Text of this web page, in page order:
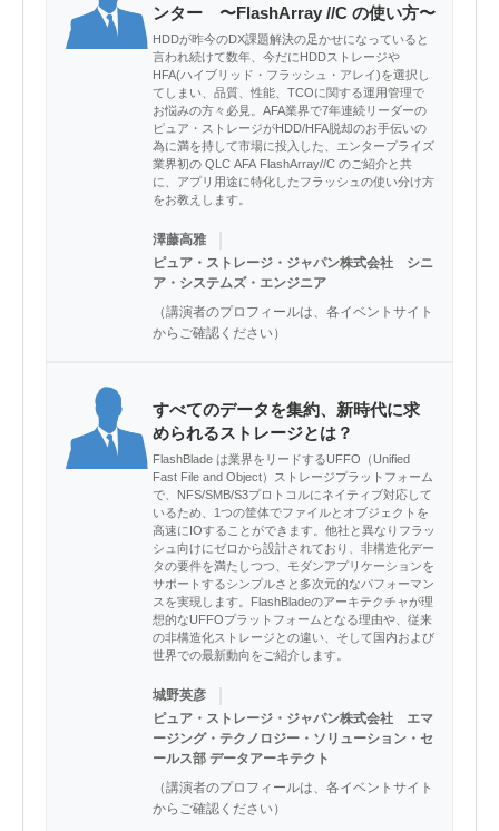
ンター 〜FlashArray //C の使い方〜
HDDが昨今のDX課題解決の足かせになっていると
言われ続けて数年、今だにHDDストレージや
HFA(ハイブリッド・フラッシュ・アレイ)を選択し
てしまい、品質、性能、TCOに関する運用管理で
お悩みの方々必見。AFA業界で7年連続リーダーの
ピュア・ストレージがHDD/HFA脱却のお手伝いの
為に満を持して市場に投入した、エンタープライズ
業界初の QLC AFA FlashArray//C のご紹介と共
に、アプリ用途に特化したフラッシュの使い分け方
をお教えします。
澤藤高雅
ピュア・ストレージ・ジャパン株式会社 シニ
ア・システムズ・エンジニア
（講演者のプロフィールは、各イベントサイト
からご確認ください）
すべてのデータを集約、新時代に求
められるストレージとは？
FlashBlade は業界をリードするUFFO（Unified
Fast File and Object）ストレージプラットフォーム
で、NFS/SMB/S3プロトコルにネイティブ対応して
いるため、1つの筐体でファイルとオブジェクトを
高速にIOすることができます。他社と異なりフラッ
シュ向けにゼロから設計されており、非構造化デー
タの要件を満たしつつ、モダンアプリケーションを
サポートするシンプルさと多次元的なパフォーマン
スを実現します。FlashBladeのアーキテクチャが理
想的なUFFOプラットフォームとなる理由や、従来
の非構造化ストレージとの違い、そして国内および
世界での最新動向をご紹介します。
城野英彦
ピュア・ストレージ・ジャパン株式会社 エマ
ージング・テクノロジー・ソリューション・セ
ールス部 データアーキテクト
（講演者のプロフィールは、各イベントサイト
からご確認ください）